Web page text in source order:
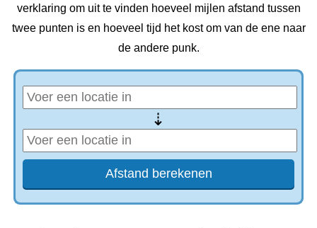
verklaring om uit te vinden hoeveel mijlen afstand tussen
twee punten is en hoeveel tijd het kost om van de ene naar
de andere punk.
⇢